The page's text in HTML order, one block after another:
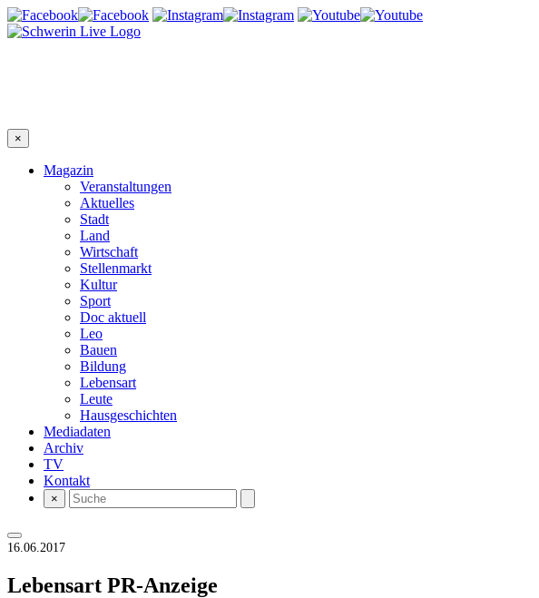
×
Magazin
Veranstaltungen
Aktuelles
Stadt
Land
Wirtschaft
Stellenmarkt
Kultur
Sport
Doc aktuell
Leo
Bauen
Bildung
Lebensart
Leute
Hausgeschichten
Mediadaten
Archiv
TV
Kontakt
×
16.06.2017
Lebensart PR-Anzeige